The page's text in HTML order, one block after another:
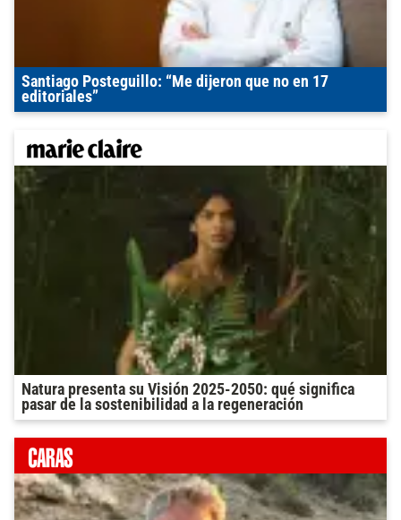
Santiago Posteguillo: “Me dijeron que no en 17
editoriales”
Natura presenta su Visión 2025-2050: qué significa
pasar de la sostenibilidad a la regeneración